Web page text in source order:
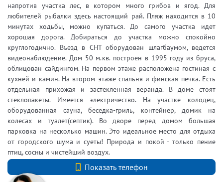
напротив участка лес, в котором много грибов и ягод. Для
любителей рыбалки здесь настоящий рай. Пляж находится в 10
минутах ходьбы, можно купаться. До самого участка идет
хорошая дорога. Добираться до участка можно спокойно
круглогодично. Въезд в СНТ оборудован шлагбаумом, ведется
видеонаблюдение. Дом 50 м.кв. построен в 1995 году из бруса,
облицован сайдингом. На первом этаже расположена гостиная с
кухней и камин. На втором этаже спальня и финская печка. Есть
отдельная прихожая и застекленная веранда. В доме стоят
стеклопакеты. Имеется электричество. На участке колодец,
оборудованная сауна, беседка-гриль, контейнер, домик на
колесах и туалет(септик). Во дворе перед домом большая
парковка на несколько машин. Это идеальное место для отдыха
от городского шума и суеты! Природа и покой - только пение
птиц, сосны и чистейший воздух.
Показать телефон
+7 (812) 740-70-40